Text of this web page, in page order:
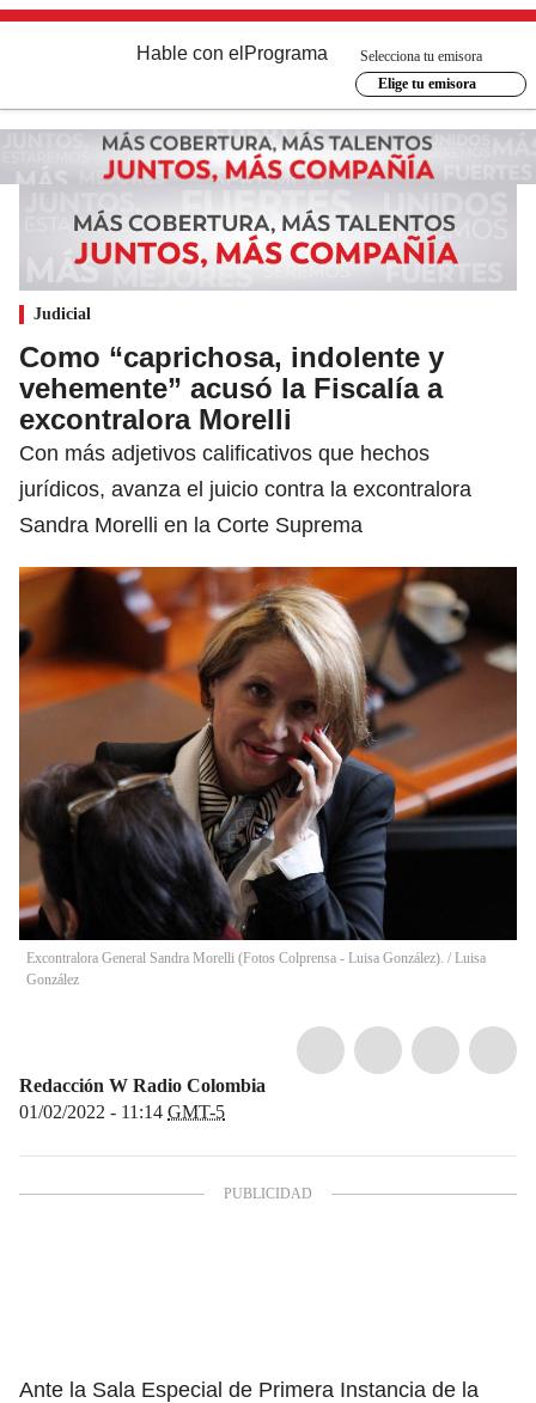
Hable con el Programa
Selecciona tu emisora
Elige tu emisora
Judicial
Como “caprichosa, indolente y
vehemente” acusó la Fiscalía a
excontralora Morelli
Con más adjetivos calificativos que hechos
jurídicos, avanza el juicio contra la excontralora
Sandra Morelli en la Corte Suprema
Excontralora General Sandra Morelli (Fotos Colprensa - Luisa González). / Luisa
González
Redacción W Radio Colombia
01/02/2022 - 11:14 GMT-5
Ante la Sala Especial de Primera Instancia de la